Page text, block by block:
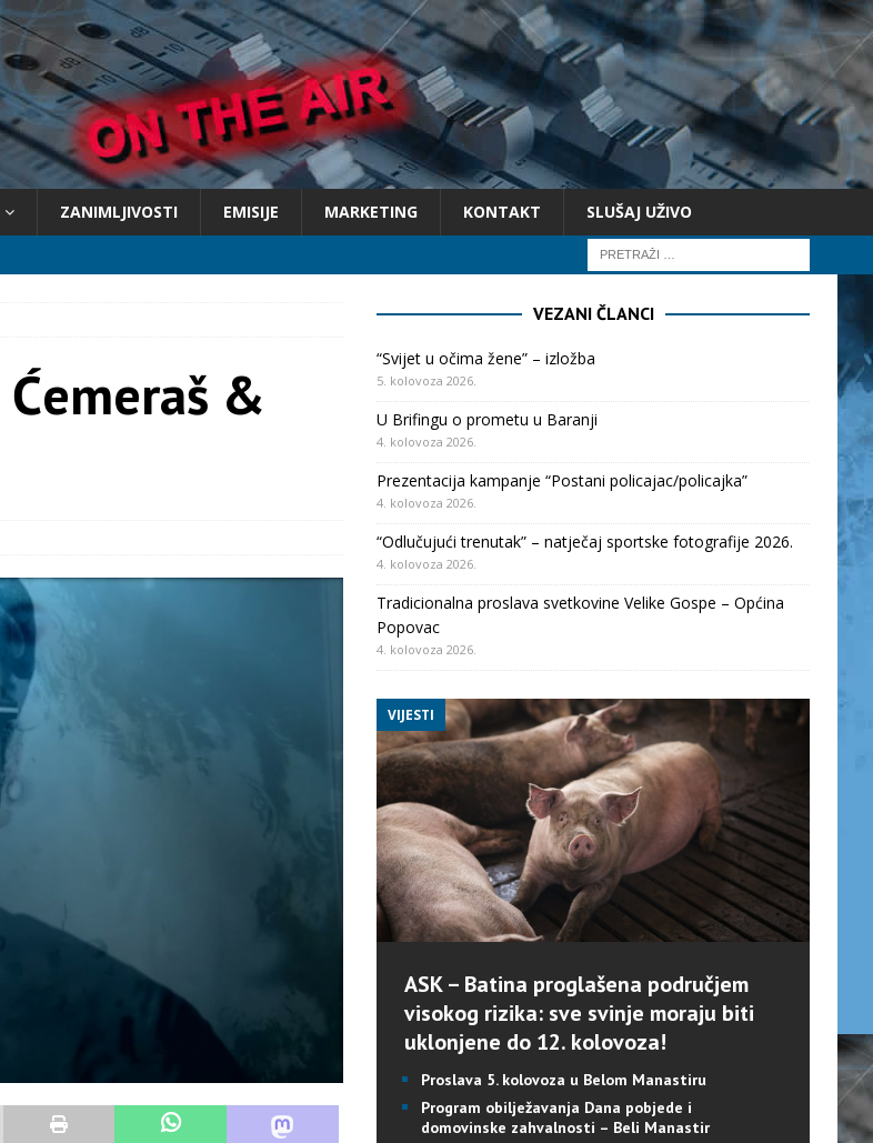
ZANIMLJIVOSTI EMISIJE MARKETING KONTAKT SLUŠAJ UŽIVO
&
VEZANI ČLANCI
“Svijet u očima žene” – izložba
5. kolovoza 2026.
U Brifingu o prometu u Baranji
4. kolovoza 2026.
Prezentacija kampanje “Postani policajac/policajka”
4. kolovoza 2026.
“Odlučujući trenutak” – natječaj sportske fotografije 2026.
4. kolovoza 2026.
Tradicionalna proslava svetkovine Velike Gospe – Općina
Popovac
4. kolovoza 2026.
VIJESTI
ASK – Batina proglašena područjem
visokog rizika: sve svinje moraju biti
uklonjene do 12. kolovoza!
Proslava 5. kolovoza u Belom Manastiru
Program obilježavanja Dana pobjede i
domovinske zahvalnosti – Beli Manastir